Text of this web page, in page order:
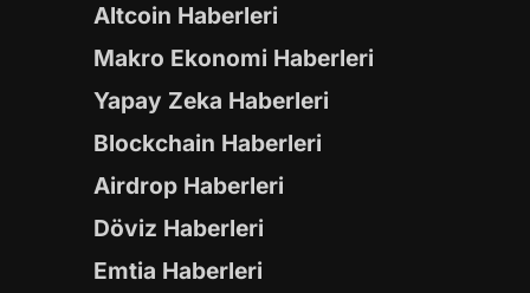
Altcoin Haberleri
Makro Ekonomi Haberleri
Yapay Zeka Haberleri
Blockchain Haberleri
Airdrop Haberleri
Döviz Haberleri
Emtia Haberleri